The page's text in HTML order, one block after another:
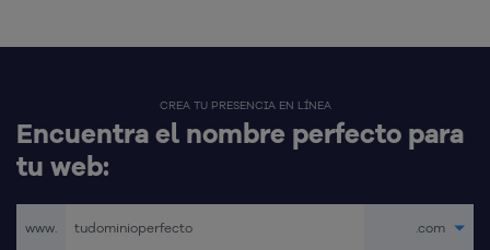
CREA TU PRESENCIA EN LÍNEA
Encuentra el nombre perfecto para
tu web:
www. .com